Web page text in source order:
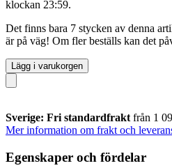
klockan 23:59.
Det finns bara 7 stycken av denna
är på väg! Om fler beställs kan det
Lägg i varukorgen
Sverige: Fri standardfrakt från 1
Mer information om frakt och
Egenskaper och fördelar